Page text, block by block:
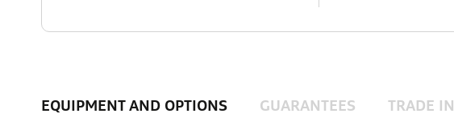
EQUIPMENT AND OPTIONS GUARANTEES TRADE IN